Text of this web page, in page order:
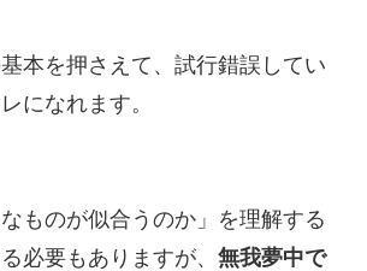
本を押さえて、試行錯誤してい
になれます。
なものが似合うのか」を理解する
必要もありますが、 無我夢中で